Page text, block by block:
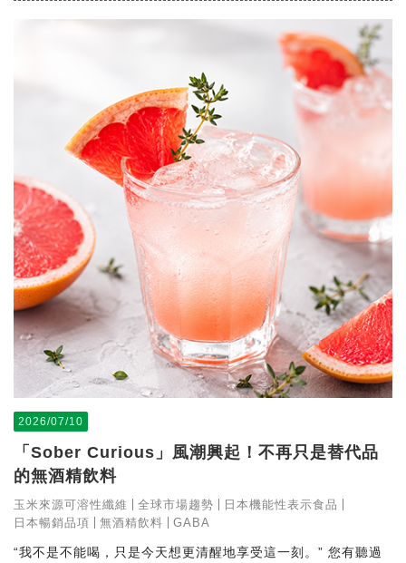
2026/07/10
「Sober Curious」風潮興起！不再只是替代品
的無酒精飲料
玉米來源可溶性纖維 全球市場趨勢
日本機能性表示食品
日本暢銷品項
無酒精飲料 GABA
“我不是不能喝，只是今天想更清醒地享受這一刻。” 您有聽過